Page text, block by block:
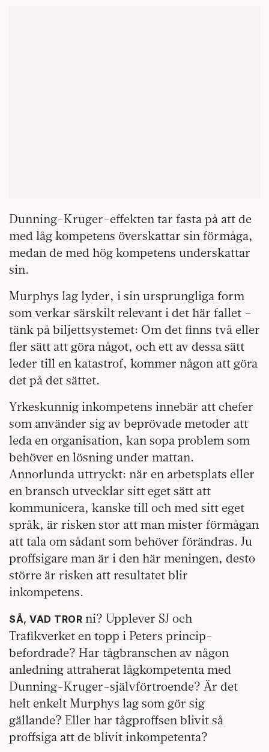
Dunning-Kruger-effekten tar fasta på att de
med låg kompetens överskattar sin förmåga,
medan de med hög kompetens underskattar
sin.
Murphys lag lyder, i sin ursprungliga form
som verkar särskilt relevant i det här fallet –
tänk på biljettsystemet: Om det finns två eller
fler sätt att göra något, och ett av dessa sätt
leder till en katastrof, kommer någon att göra
det på det sättet.
Yrkeskunnig inkompetens innebär att chefer
som använder sig av beprövade metoder att
leda en organisation, kan sopa problem som
behöver en lösning under mattan.
Annorlunda uttryckt: när en arbetsplats eller
en bransch utvecklar sitt eget sätt att
kommunicera, kanske till och med sitt eget
språk, är risken stor att man mister förmågan
att tala om sådant som behöver förändras. Ju
proffsigare man är i den här meningen, desto
större är risken att resultatet blir
inkompetens.
SÅ, VAD TROR ni? Upplever SJ och
Trafikverket en topp i Peters princip-
befordrade? Har tågbranschen av någon
anledning attraherat lågkompetenta med
Dunning-Kruger-självförtroende? Är det
helt enkelt Murphys lag som gör sig
gällande? Eller har tågproffsen blivit så
proffsiga att de blivit inkompetenta?